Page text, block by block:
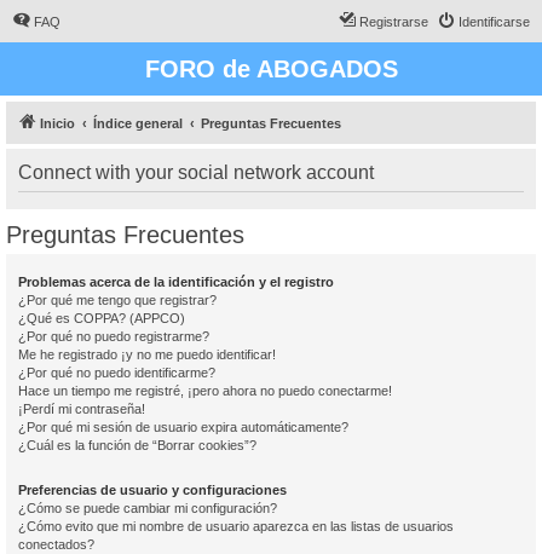
FAQ Identificarse
Registrarse
FORO de ABOGADOS
Inicio Índice general Preguntas Frecuentes
Connect with your social network account
Preguntas Frecuentes
Problemas acerca de la identificación y el registro
¿Por qué me tengo que registrar?
¿Qué es COPPA? (APPCO)
¿Por qué no puedo registrarme?
Me he registrado ¡y no me puedo identificar!
¿Por qué no puedo identificarme?
Hace un tiempo me registré, ¡pero ahora no puedo conectarme!
¡Perdí mi contraseña!
¿Por qué mi sesión de usuario expira automáticamente?
¿Cuál es la función de “Borrar cookies”?
Preferencias de usuario y configuraciones
¿Cómo se puede cambiar mi configuración?
¿Cómo evito que mi nombre de usuario aparezca en las listas de usuarios
conectados?